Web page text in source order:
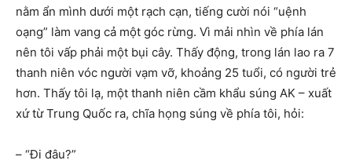
nằm ẩn mình dưới một rạch cạn, tiếng cười nói “uệnh
oạng” làm vang cả một góc rừng. Vì mải nhìn về phía lán
nên tôi vấp phải một bụi cây. Thấy động, trong lán lao ra 7
thanh niên vóc người vạm vỡ, khoảng 25 tuổi, có người trẻ
hơn. Thấy tôi lạ, một thanh niên cầm khẩu súng AK – xuất
xứ từ Trung Quốc ra, chĩa họng súng về phía tôi, hỏi:
– “Đi đâu?”